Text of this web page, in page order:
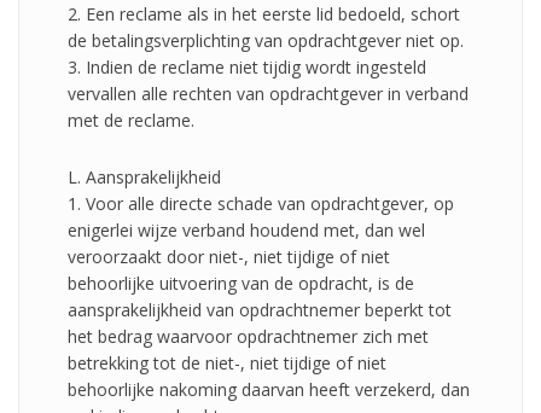
2. Een reclame als in het eerste lid bedoeld, schort
de betalingsverplichting van opdrachtgever niet op.
3. Indien de reclame niet tijdig wordt ingesteld
vervallen alle rechten van opdrachtgever in verband
met de reclame.
L. Aansprakelijkheid
1. Voor alle directe schade van opdrachtgever, op
enigerlei wijze verband houdend met, dan wel
veroorzaakt door niet-, niet tijdige of niet
behoorlijke uitvoering van de opdracht, is de
aansprakelijkheid van opdrachtnemer beperkt tot
het bedrag waarvoor opdrachtnemer zich met
betrekking tot de niet-, niet tijdige of niet
behoorlijke nakoming daarvan heeft verzekerd, dan